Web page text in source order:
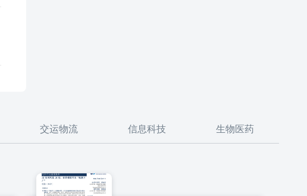
交运物流 信息科技 生物医药